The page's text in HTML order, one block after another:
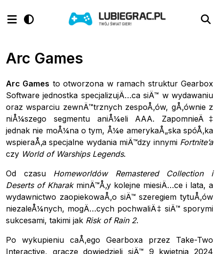
Arc Games
Arc Games to otworzona w ramach struktur Gearbox
Software jednostka specjalizujÄ…ca siÄ™ w wydawaniu
oraz wsparciu zewnÄ™trznych zespoÅ‚ów, gÅ‚ównie z
niÅ¼szego segmentu aniÅ¼eli AAA. ZapomnieÄ‡
jednak nie moÅ¼na o tym, Å¼e amerykaÅ„ska spóÅ‚ka
wspieraÅ‚a specjalne wydania miÄ™dzy innymi Fortnite’a
czy World of Warships Legends.
Od czasu Homeworldów Remastered Collection i
Deserts of KharakminÄ™Å‚y kolejne miesiÄ…ce i lata, a
wydawnictwo zaopiekowaÅ‚o siÄ™ szeregiem tytuÅ‚ów
niezaleÅ¼nych, mogÄ…cych pochwaliÄ‡ siÄ™ sporymi
sukcesami, takimi jak Risk of Rain 2.
Po wykupieniu caÅ‚ego Gearboxa przez Take-Two
Interactive, gracze dowiedzieli siÄ™ 9 kwietnia 2024